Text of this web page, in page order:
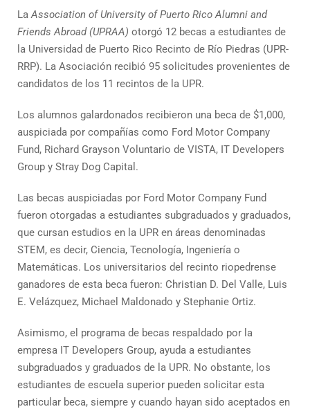
LaAssociation of University of Puerto Rico Alumni and
Friends Abroad (UPRAA) otorgó 12 becas a estudiantes de
la Universidad de Puerto Rico Recinto de Río Piedras (UPR-
RRP). La Asociación recibió 95 solicitudes provenientes de
candidatos de los 11 recintos de la UPR.
Los alumnos galardonados recibieron una beca de $1,000,
auspiciada por compañías como Ford Motor Company
Fund, Richard Grayson Voluntario de VISTA, IT Developers
Group y Stray Dog Capital.
Las becas auspiciadas por Ford Motor Company Fund
fueron otorgadas a estudiantes subgraduados y graduados,
que cursan estudios en la UPR en áreas denominadas
STEM, es decir, Ciencia, Tecnología, Ingeniería o
Matemáticas. Los universitarios del recinto riopedrense
ganadores de esta beca fueron: Christian D. Del Valle, Luis
E. Velázquez, Michael Maldonado y Stephanie Ortiz.
Asimismo, el programa de becas respaldado por la
empresa IT Developers Group, ayuda a estudiantes
subgraduados y graduados de la UPR. No obstante, los
estudiantes de escuela superior pueden solicitar esta
particular beca, siempre y cuando hayan sido aceptados en